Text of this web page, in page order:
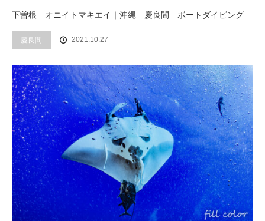
下曽根 オニイトマキエイ｜沖縄 慶良間 ボートダイビング
慶良間 2021.10.27